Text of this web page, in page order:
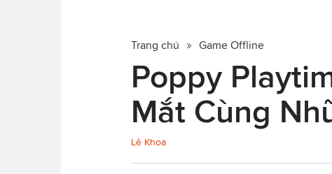
Trang chủ Game Offline
Poppy
Mắt Cùng
Lê Khoa